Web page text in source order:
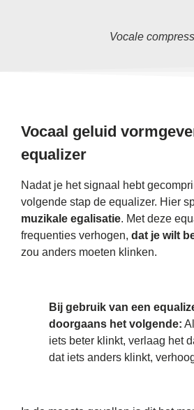
Vocale
Vocaal geluid
equalizer
Nadat je het signaal hebt
volgende stap de equalizer. Hier
muzikale egalisatie. Met deze
frequenties verhogen, dat je wilt
zou anders moeten klinken.
Bij gebruik van een
doorgaans het volgende:
iets beter klinkt, verlaag het
dat iets anders klinkt,